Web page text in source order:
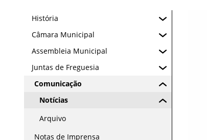
História
Câmara Municipal
Assembleia Municipal
Juntas de Freguesia
Comunicação
Notícias
Arquivo
Notas de Imprensa